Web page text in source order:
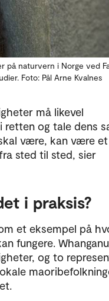
på naturvern i Norge ved
Foto: Pål Arne Kvalnes
må likevel
retten og tale dens
være, kan være et
sted til sted, sier
i praksis?
et eksempel på
fungere.
og to